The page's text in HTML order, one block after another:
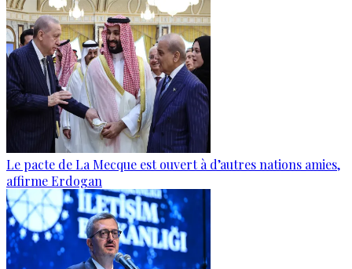
Le pacte de La Mecque est ouvert à d’autres nations amies,
affirme Erdogan